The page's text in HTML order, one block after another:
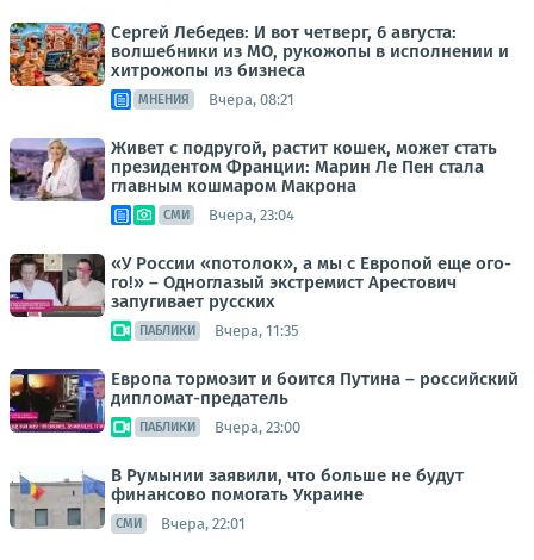
Сергей Лебедев: И вот четверг, 6 августа:
волшебники из МО, рукожопы в исполнении и
хитрожопы из бизнеса
МНЕНИЯ Вчера, 08:21
Живет с подругой, растит кошек, может стать
президентом Франции: Марин Ле Пен стала
главным кошмаром Макрона
СМИ Вчера, 23:04
«У России «потолок», а мы с Европой еще ого-
го!» – Одноглазый экстремист Арестович
запугивает русских
ПАБЛИКИ Вчера, 11:35
Европа тормозит и боится Путина – российский
дипломат-предатель
ПАБЛИКИ Вчера, 23:00
В Румынии заявили, что больше не будут
финансово помогать Украине
СМИ Вчера, 22:01